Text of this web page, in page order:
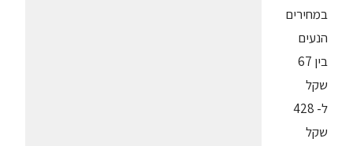
במחירים
הנעים
בין 67
שקל
ל- 428
שקל